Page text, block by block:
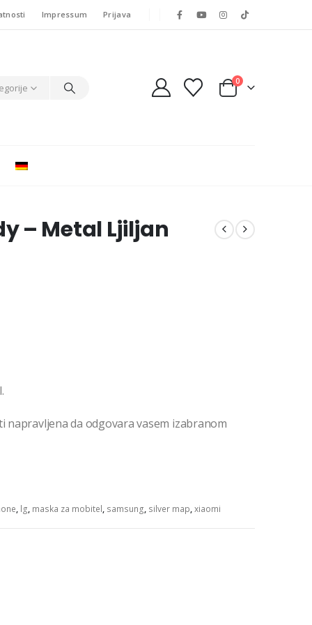
Impressum Prijava
0
– Metal Ljiljan
napravljena da odgovara vasem izabranom
, lg, maska za mobitel, samsung, silver map,xiaomi